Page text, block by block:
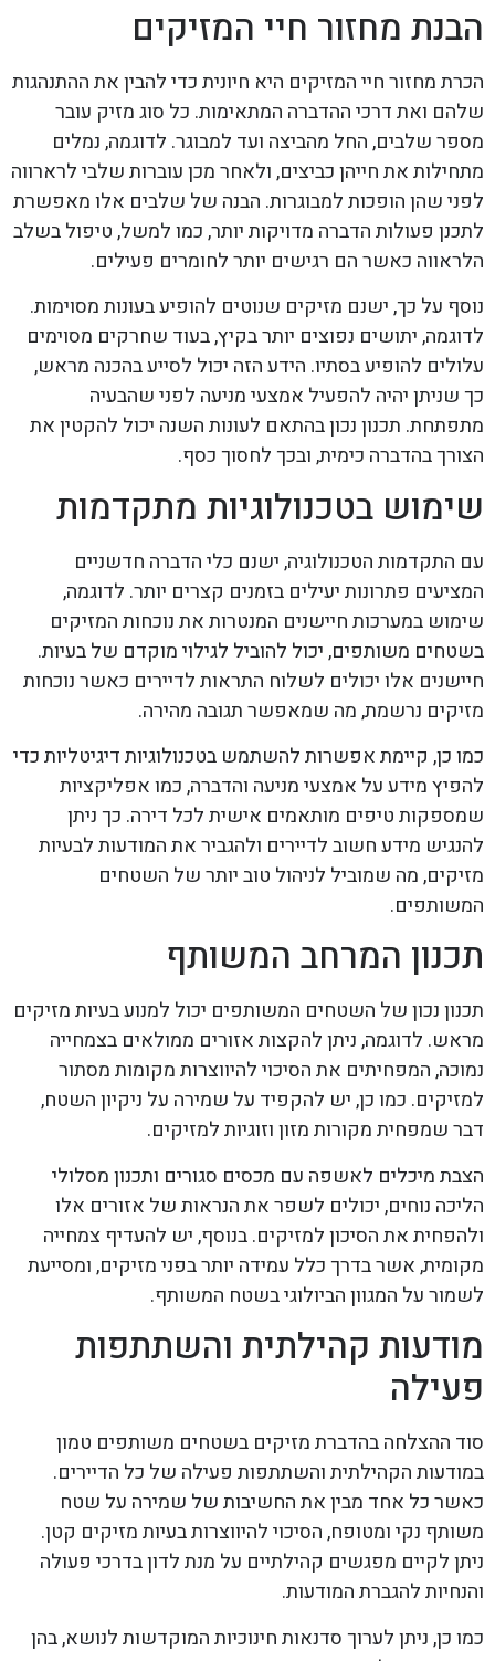
הבנת מחזור חיי המזיקים
הכרת מחזור חיי המזיקים היא חיונית כדי להבין את ההתנהגות
שלהם ואת דרכי ההדברה המתאימות. כל סוג מזיק עובר
מספר שלבים, החל מהביצה ועד למבוגר. לדוגמה, נמלים
מתחילות את חייהן כביצים, ולאחר מכן עוברות שלבי לרארווה
לפני שהן הופכות למבוגרות. הבנה של שלבים אלו מאפשרת
לתכנן פעולות הדברה מדויקות יותר, כמו למשל, טיפול בשלב
הלראווה כאשר הם רגישים יותר לחומרים פעילים.
נוסף על כך, ישנם מזיקים שנוטים להופיע בעונות מסוימות.
לדוגמה, יתושים נפוצים יותר בקיץ, בעוד שחרקים מסוימים
עלולים להופיע בסתיו. הידע הזה יכול לסייע בהכנה מראש,
כך שניתן יהיה להפעיל אמצעי מניעה לפני שהבעיה
מתפתחת. תכנון נכון בהתאם לעונות השנה יכול להקטין את
הצורך בהדברה כימית, ובכך לחסוך כסף.
שימוש בטכנולוגיות מתקדמות
עם התקדמות הטכנולוגיה, ישנם כלי הדברה חדשניים
המציעים פתרונות יעילים בזמנים קצרים יותר. לדוגמה,
שימוש במערכות חיישנים המנטרות את נוכחות המזיקים
בשטחים משותפים, יכול להוביל לגילוי מוקדם של בעיות.
חיישנים אלו יכולים לשלוח התראות לדיירים כאשר נוכחות
מזיקים נרשמת, מה שמאפשר תגובה מהירה.
כמו כן, קיימת אפשרות להשתמש בטכנולוגיות דיגיטליות כדי
להפיץ מידע על אמצעי מניעה והדברה, כמו אפליקציות
שמספקות טיפים מותאמים אישית לכל דירה. כך ניתן
להנגיש מידע חשוב לדיירים ולהגביר את המודעות לבעיות
מזיקים, מה שמוביל לניהול טוב יותר של השטחים
המשותפים.
תכנון המרחב המשותף
תכנון נכון של השטחים המשותפים יכול למנוע בעיות מזיקים
מראש. לדוגמה, ניתן להקצות אזורים ממולאים בצמחייה
נמוכה, המפחיתים את הסיכוי להיווצרות מקומות מסתור
למזיקים. כמו כן, יש להקפיד על שמירה על ניקיון השטח,
דבר שמפחית מקורות מזון וזוגיות למזיקים.
הצבת מיכלים לאשפה עם מכסים סגורים ותכנון מסלולי
הליכה נוחים, יכולים לשפר את הנראות של אזורים אלו
ולהפחית את הסיכון למזיקים. בנוסף, יש להעדיף צמחייה
מקומית, אשר בדרך כלל עמידה יותר בפני מזיקים, ומסייעת
לשמור על המגוון הביולוגי בשטח המשותף.
מודעות קהילתית והשתתפות
פעילה
סוד ההצלחה בהדברת מזיקים בשטחים משותפים טמון
במודעות הקהילתית והשתתפות פעילה של כל הדיירים.
כאשר כל אחד מבין את החשיבות של שמירה על שטח
משותף נקי ומטופח, הסיכוי להיווצרות בעיות מזיקים קטן.
ניתן לקיים מפגשים קהילתיים על מנת לדון בדרכי פעולה
והנחיות להגברת המודעות.
כמו כן, ניתן לערוך סדנאות חינוכיות המוקדשות לנושא, בהן